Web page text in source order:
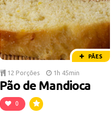
PÃES
12 Porções 1h 45min
Pão de Mandioca
0